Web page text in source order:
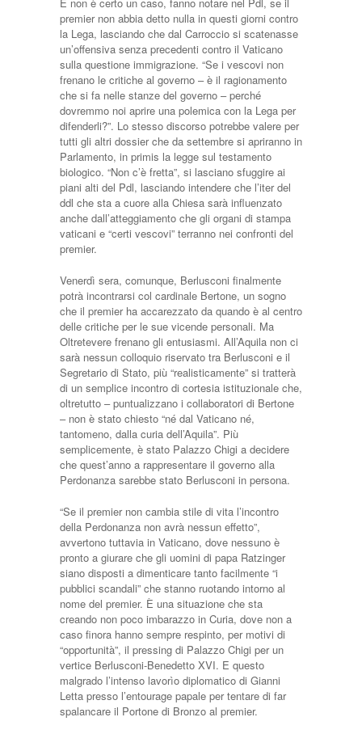
premier non abbia detto nulla in questi giorni contro
la Lega, lasciando che dal Carroccio si scatenasse
un’offensiva senza precedenti contro il Vaticano
sulla questione immigrazione. “Se i vescovi non
frenano le critiche al governo – è il ragionamento
che si fa nelle stanze del governo – perché
dovremmo noi aprire una polemica con la Lega per
difenderli?”. Lo stesso discorso potrebbe valere per
tutti gli altri dossier che da settembre si apriranno in
Parlamento, in primis la legge sul testamento
biologico. “Non c’è fretta”, si lasciano sfuggire ai
piani alti del Pdl, lasciando intendere che l’iter del
ddl che sta a cuore alla Chiesa sarà influenzato
anche dall’atteggiamento che gli organi di stampa
vaticani e “certi vescovi” terranno nei confronti del
premier.
Venerdì sera, comunque, Berlusconi finalmente
potrà incontrarsi col cardinale Bertone, un sogno
che il premier ha accarezzato da quando è al centro
delle critiche per le sue vicende personali. Ma
Oltretevere frenano gli entusiasmi. All’Aquila non ci
sarà nessun colloquio riservato tra Berlusconi e il
Segretario di Stato, più “realisticamente” si tratterà
di un semplice incontro di cortesia istituzionale che,
oltretutto – puntualizzano i collaboratori di Bertone
– non è stato chiesto “né dal Vaticano né,
tantomeno, dalla curia dell’Aquila”. Più
semplicemente, è stato Palazzo Chigi a decidere
che quest’anno a rappresentare il governo alla
Perdonanza sarebbe stato Berlusconi in persona.
“Se il premier non cambia stile di vita l’incontro
della Perdonanza non avrà nessun effetto”,
avvertono tuttavia in Vaticano, dove nessuno è
pronto a giurare che gli uomini di papa Ratzinger
siano disposti a dimenticare tanto facilmente “i
pubblici scandali” che stanno ruotando intorno al
nome del premier. È una situazione che sta
creando non poco imbarazzo in Curia, dove non a
caso finora hanno sempre respinto, per motivi di
“opportunità”, il pressing di Palazzo Chigi per un
vertice Berlusconi-Benedetto XVI. E questo
malgrado l’intenso lavorìo diplomatico di Gianni
Letta presso l’entourage papale per tentare di far
spalancare il Portone di Bronzo al premier.